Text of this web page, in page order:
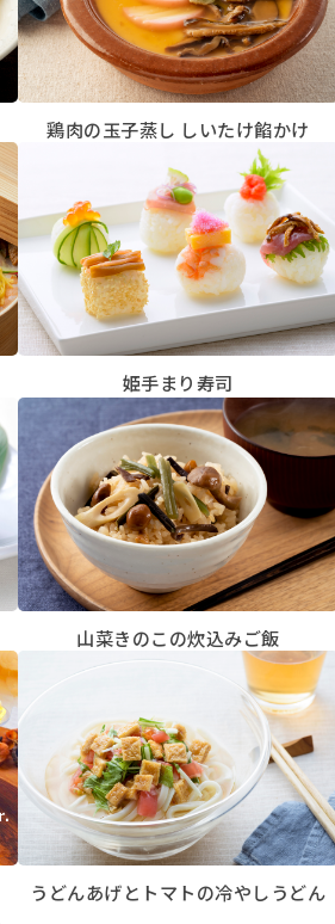
鶏肉の玉子蒸し しいたけ餡かけ
姫手まり寿司
山菜きのこの炊込みご飯
うどんあげとトマトの冷やしうどん